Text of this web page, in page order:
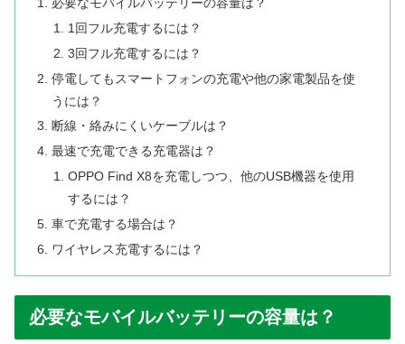
1回フル充電するには？
3回フル充電するには？
停電してもスマートフォンの充電や他の家電製品を使
うには？
断線・絡みにくいケーブルは？
最速で充電できる充電器は？
OPPO Find X8を充電しつつ、他のUSB機器を使用
するには？
車で充電する場合は？
ワイヤレス充電するには？
必要なモバイルバッテリーの容量は？